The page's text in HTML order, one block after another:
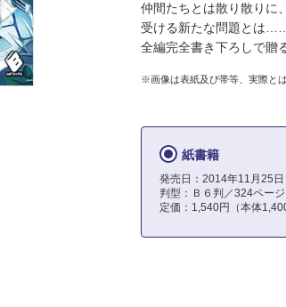
仲間たちとは散り散りに
受ける新たな問題とは
全編完全書き下ろしで贈
※画像は表紙及び帯等、実際と
紙書籍
発売日：2014年11月25日
判型：Ｂ６判／324ページ
定価：1,540円（本体